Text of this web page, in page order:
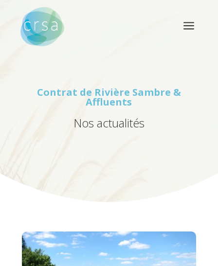
a
Contrat de Rivière Sambre &
Affluents
Nos actualités